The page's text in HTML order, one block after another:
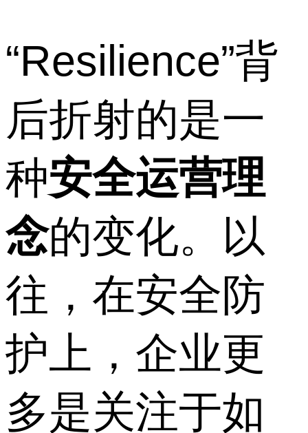
“Resilience”背
后折射的是一
种安全运营理
念的变化。以
往，在安全防
护上，企业更
多是关注于如